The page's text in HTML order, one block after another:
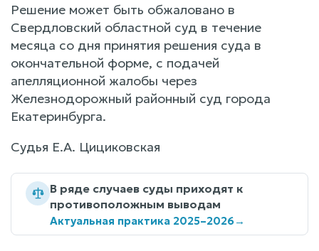
Решение может быть обжаловано в
Свердловский областной суд в течение
месяца со дня принятия решения суда в
окончательной форме, с подачей
апелляционной жалобы через
Железнодорожный районный суд города
Екатеринбурга.
Судья Е.А. Цициковская
В ряде случаев суды приходят к
противоположным выводам
Актуальная практика 2025–2026→